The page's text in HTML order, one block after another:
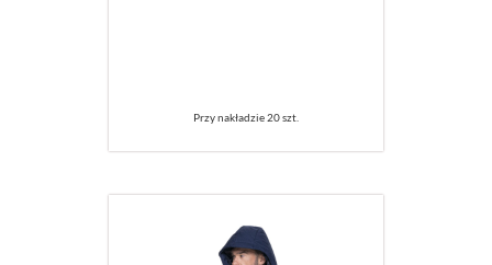
Przy nakładzie 20 szt.